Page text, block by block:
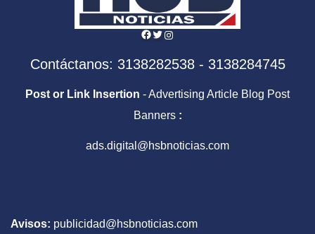
Facebook
Twitter
Instagram
Contáctanos: 3138282538 - 3138284745
Post or Link Insertion - Advertising Article Blog Post
Banners :
ads.digital@hsbnoticias.com
Avisos: publicidad@hsbnoticias.com